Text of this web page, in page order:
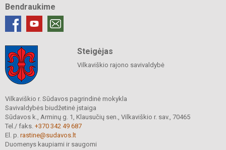
Bendraukime
Steigėjas
Vilkaviškio rajono savivaldybė
Vilkaviškio r. Sūdavos pagrindinė mokykla
Savivaldybės biudžetinė įstaiga
Sūdavos k., Arminų g. 1, Klausučių sen., Vilkaviškio r. sav., 70465
Tel./ faks. +370 342 49 687
El. p. rastine@sudavos.lt
Duomenys kaupiami ir saugomi